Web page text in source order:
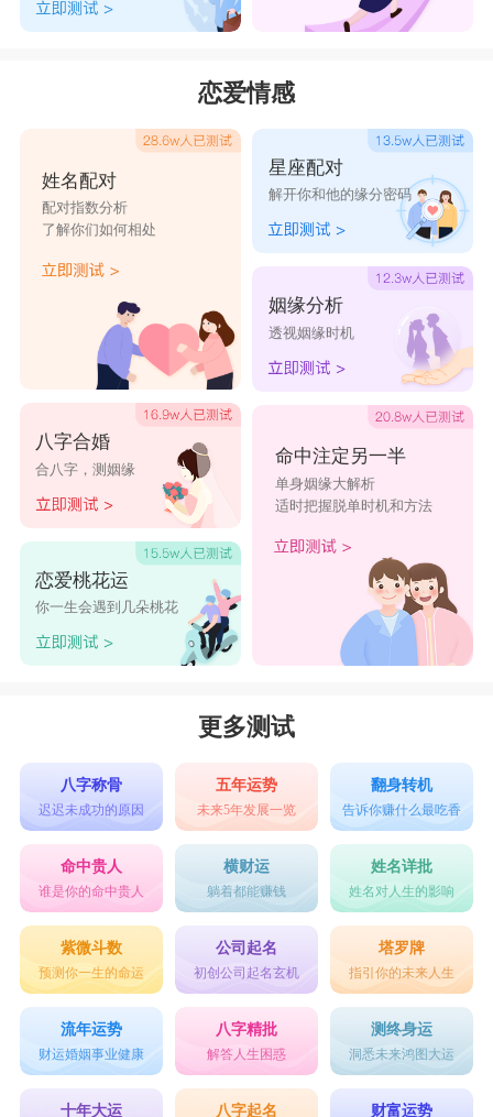
是一个洒脱自由的人， 处女座对待爱情
完美严苛，两不相交的两个人走到一起，真的是命
中注定，冥冥中自有安排的。有精神洁癖的处女座
们，觉得为了金钱的爱情不光彩，对感情是很认真
负责的，射手座的人在感情上比较随意，什么都听
从处女座的安排。处女座在感情中不太自信，两个
人最开始在一起的时候会彼此受伤。
射手座和处女座是一对注定要同甘共苦的情
侣，两人情窦初开的时候不懂得珍惜对方，但是每
个人都会在感情里犯错，虽然给对方带来了伤害，
但是只有真心弥补对方，彼此之间的爱情就不会受
到伤害。随着两人内心越来越成熟，处女座能够更
大胆的去爱了，大家都认识到彼此是自己的真爱，
一直找寻的伴侣就是对方。
狮子座
人本身就像是太阳一样，是一个非常棒
的星座，自信又闪耀，
水瓶座的人非常懂得调情，
巴不得一天二十四小时和你黏在一起。狮子座的人
不喜欢把事情藏在心里，水瓶座是个很温柔的人，
会静静聆听狮子座分享自己的快乐，在水瓶座的人
面前狮子有什么就说什么。但是当爱情的新鲜感和
热劲消失后，水瓶座和狮子座会进入冷淡期，彼此
会觉得这不是真正的爱情，有可能会分手。
虽然水瓶座和狮子座分手了，但是他们内心一
恋爱情感
姓名配对
配对指数分析
了解你们如何相处
八字合婚
合八字，测姻缘
恋爱桃花运
你一生会遇到几朵桃花
星座配对
解开你和他的缘分密码
姻缘分析
透视姻缘时机
命中注定另一半
单身姻缘大解析
适时把握脱单时机和方法
更多测试
八字称骨
迟迟未成功的原因
五年运势
未来5年发展一览
翻身转机
告诉你赚什么最吃香
命中贵人
谁是你的命中贵人
横财运
躺着都能赚钱
姓名详批
姓名对人生的影响
紫微斗数
预测你一生的命运
公司起名
初创公司起名玄机
塔罗牌
指引你的未来人生
流年运势
财运婚姻事业健康
八字精批
解答人生困惑
测终身运
洞悉未来鸿图大运
十年大运 八字起名 财富运势